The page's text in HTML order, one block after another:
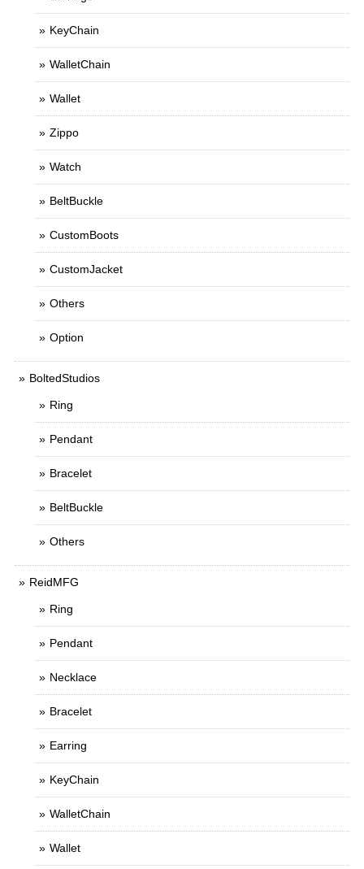
KeyChain
WalletChain
Wallet
Zippo
Watch
BeltBuckle
CustomBoots
CustomJacket
Others
Option
BoltedStudios
Ring
Pendant
Bracelet
BeltBuckle
Others
ReidMFG
Ring
Pendant
Necklace
Bracelet
Earring
KeyChain
WalletChain
Wallet